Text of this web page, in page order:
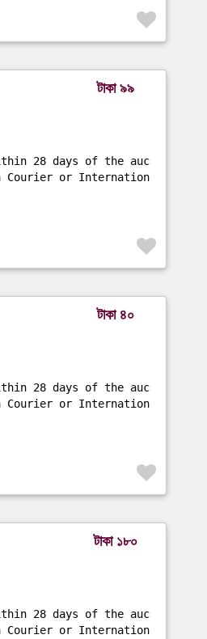
টাকা ৯৯
28 days of the auc
Courier or Internation
টাকা ৪০
28 days of the auc
Courier or Internation
টাকা ১৮০
28 days of the auc
Courier or Internation